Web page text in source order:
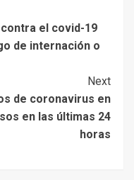
el covid-19
de internación o
Next
de coronavirus en
en las últimas 24
horas